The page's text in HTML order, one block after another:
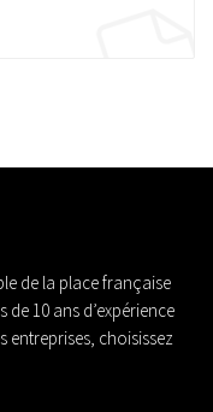
de la place française
10 ans d’expérience
entreprises, choisissez